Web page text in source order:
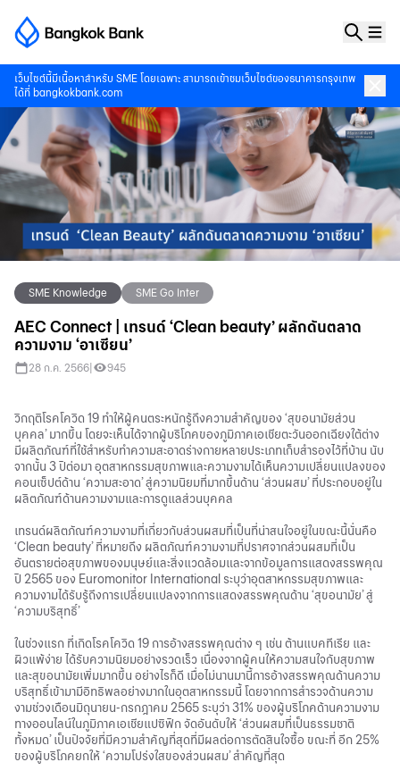
เว็บไซต์นี้มีเนื้อหาสำหรับ SME โดยเฉพาะ สามารถเข้าชมเว็บไซต์ของธนาคารกรุงเทพ
ได้ที่ bangkokbank.com
SME Knowledge SME Go Inter
AEC Connect | เทรนด์ ‘Clean beauty’ ผลักดันตลาด
ความงาม ‘อาเซียน’
28 ก.ค. 2566 945
วิกฤติโรคโควิด 19 ทำให้ผู้คนตระหนักรู้ถึงความสำคัญของ ‘สุขอนามัยส่วน
บุคคล’ มากขึ้น โดยจะเห็นได้จากผู้บริโภคของภูมิภาคเอเชียตะวันออกเฉียงใต้ต่าง
มีผลิตภัณฑ์ที่ใช้สำหรับทำความสะอาดร่างกายหลายประเภทเก็บสำรองไว้ที่บ้าน นับ
จากนั้น 3 ปีต่อมา อุตสาหกรรมสุขภาพและความงามได้เห็นความเปลี่ยนแปลงของ
คอนเซ็ปต์ด้าน ‘ความสะอาด’ สู่ความนิยมที่มากขึ้นด้าน ‘ส่วนผสม’ ที่ประกอบอยู่ใน
ผลิตภัณฑ์ด้านความงามและการดูแลส่วนบุคคล
เทรนด์ผลิตภัณฑ์ความงามที่เกี่ยวกับส่วนผสมที่เป็นที่น่าสนใจอยู่ในขณะนี้นั่นคือ
‘Clean beauty’ ที่หมายถึง ผลิตภัณฑ์ความงามที่ปราศจากส่วนผสมที่เป็น
อันตรายต่อสุขภาพของมนุษย์และสิ่งแวดล้อมและจากข้อมูลการแสดงสรรพคุณ
ปี 2565 ของ Euromonitor International ระบุว่าอุตสาหกรรมสุขภาพและ
ความงามได้รับรู้ถึงการเปลี่ยนแปลงจากการแสดงสรรพคุณด้าน ‘สุขอนามัย’ สู่
‘ความบริสุทธิ์’
ในช่วงแรก ที่เกิดโรคโควิด 19 การอ้างสรรพคุณต่าง ๆ เช่น ต้านแบคทีเรีย และ
ผิวแพ้ง่าย ได้รับความนิยมอย่างรวดเร็ว เนื่องจากผู้คนให้ความสนใจกับสุขภาพ
และสุขอนามัยเพิ่มมากขึ้น อย่างไรก็ดี เมื่อไม่นานมานี้การอ้างสรรพคุณด้านความ
บริสุทธิ์เข้ามามีอิทธิพลอย่างมากในอุตสาหกรรมนี้ โดยจากการสำรวจด้านความ
งามช่วงเดือนมิถุนายน-กรกฎาคม 2565 ระบุว่า 31% ของผู้บริโภคด้านความงาม
ทางออนไลน์ในภูมิภาคเอเชียแปซิฟิก จัดอันดับให้ ‘ส่วนผสมที่เป็นธรรมชาติ
ทั้งหมด’ เป็นปัจจัยที่มีความสำคัญที่สุดที่มีผลต่อการตัดสินใจซื้อ ขณะที่ อีก 25%
ของผู้บริโภคยกให้ ‘ความโปร่งใสของส่วนผสม’ สำคัญที่สุด